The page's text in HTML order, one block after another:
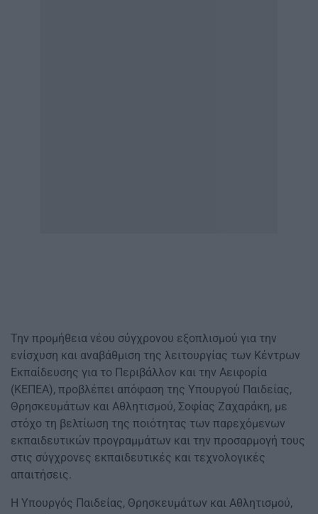
Την προμήθεια νέου σύγχρονου εξοπλισμού για την
ενίσχυση και αναβάθμιση της λειτουργίας των Κέντρων
Εκπαίδευσης για το Περιβάλλον και την Αειφορία
(ΚΕΠΕΑ), προβλέπει απόφαση της Υπουργού Παιδείας,
Θρησκευμάτων και Αθλητισμού, Σοφίας Ζαχαράκη, με
στόχο τη βελτίωση της ποιότητας των παρεχόμενων
εκπαιδευτικών προγραμμάτων και την προσαρμογή τους
στις σύγχρονες εκπαιδευτικές και τεχνολογικές
απαιτήσεις.
Η Υπουργός Παιδείας, Θρησκευμάτων και Αθλητισμού,